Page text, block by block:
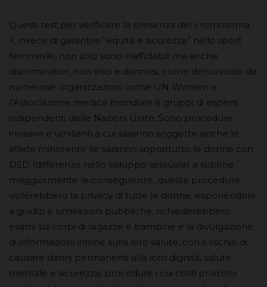
Questi test per verificare la presenza del cromosoma
Y, invece di garantire “equità e sicurezza” nello sport
femminile, non solo sono inaffidabili ma anche
discriminatori, non etici e dannosi, come denunciato da
numerose organizzazioni come UN Women e
l’Associazione medica mondiale e gruppi di esperti
indipendenti delle Nazioni Unite. Sono procedure
invasive e umilianti a cui saranno soggette anche le
atlete minorenni; se saranno soprattutto le donne con
DSD (differenze nello sviluppo sessuale) a subirne
maggiormente le conseguenze, queste procedure
violerebbero la privacy di tutte le donne, esponendole
a giudizi e umiliazioni pubbliche; richiederebbero
esami sui corpi di ragazze e bambine e la divulgazione
di informazioni intime sulla loro salute, con il rischio di
causare danni permanenti alla loro dignità, salute
mentale e sicurezza; procedure i cui costi proibitivi